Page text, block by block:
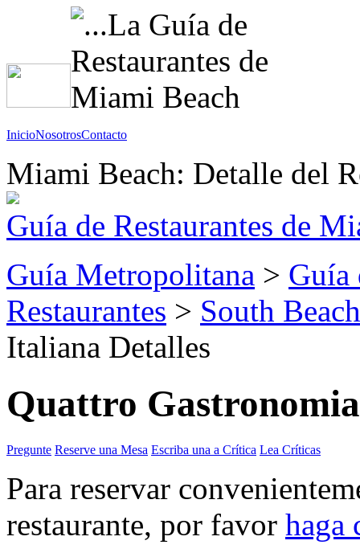
InicioNosotrosContacto
Miami Beach: Detalle del
Guía de Restaurantes de
Guía Metropolitana > Guía
Restaurantes > South
Italiana Detalles
Quattro
Pregunte Reserve una Mesa Escriba una a Crítica Lea Críticas
Para reservar
restaurante, por favor haga